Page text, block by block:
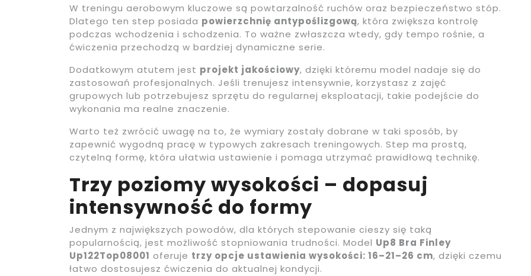
W treningu aerobowym kluczowe są powtarzalność ruchów oraz bezpieczeństwo stóp.
Dlatego ten step posiada powierzchnię antypoślizgową, która zwiększa kontrolę
podczas wchodzenia i schodzenia. To ważne zwłaszcza wtedy, gdy tempo rośnie, a
ćwiczenia przechodzą w bardziej dynamiczne serie.
Dodatkowym atutem jest projekt jakościowy, dzięki któremu model nadaje się do
zastosowań profesjonalnych. Jeśli trenujesz intensywnie, korzystasz z zajęć
grupowych lub potrzebujesz sprzętu do regularnej eksploatacji, takie podejście do
wykonania ma realne znaczenie.
Warto też zwrócić uwagę na to, że wymiary zostały dobrane w taki sposób, by
zapewnić wygodną pracę w typowych zakresach treningowych. Step ma prostą,
czytelną formę, która ułatwia ustawienie i pomaga utrzymać prawidłową technikę.
Trzy poziomy wysokości – dopasuj
intensywność do formy
Jednym z największych powodów, dla których stepowanie cieszy się taką
popularnością, jest możliwość stopniowania trudności. Model Up8 Bra Finley
Up122Top08001 oferuje trzy opcje ustawienia wysokości: 16–21–26 cm, dzięki czemu
łatwo dostosujesz ćwiczenia do aktualnej kondycji.